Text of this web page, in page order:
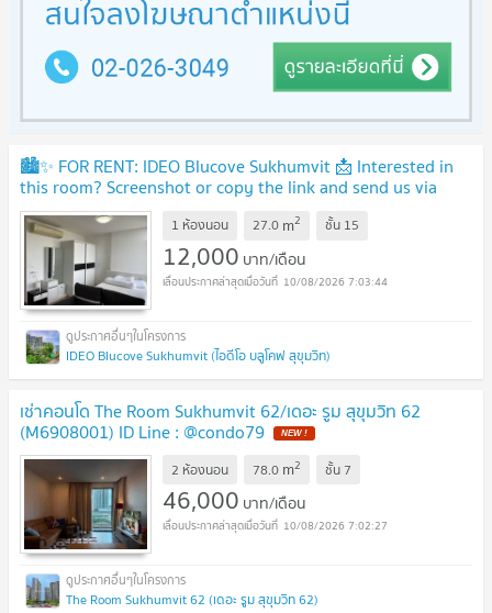
🏙️✨ FOR RENT: IDEO Blucove Sukhumvit 📩 Interested in
this room? Screenshot or copy the link and send us via
Line for more details & room viewing.
1 ห้องนอน 27.0 m2 ชั้น 15
12,000 บาท/เดือน
10/08/2026 7:03:44
IDEO Blucove Sukhumvit (ไอดีโอ บลูโคฟ สุขุมวิท)
เช่าคอนโด The Room Sukhumvit 62/เดอะ รูม สุขุมวิท 62
(M6908001) ID Line : @condo79
2 ห้องนอน 78.0 m2 ชั้น 7
46,000 บาท/เดือน
10/08/2026 7:02:27
The Room Sukhumvit 62 (เดอะ รูม สุขุมวิท 62)